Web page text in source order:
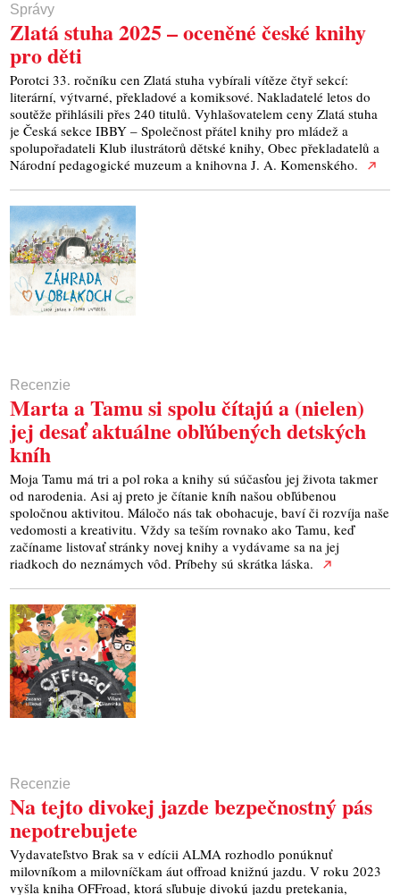
Správy
Zlatá stuha 2025 – oceněné české knihy
pro děti
Porotci 33. ročníku cen Zlatá stuha vybírali vítěze čtyř sekcí:
literární, výtvarné, překladové a komiksové. Nakladatelé letos do
soutěže přihlásili přes 240 titulů. Vyhlašovatelem ceny Zlatá stuha
je Česká sekce IBBY – Společnost přátel knihy pro mládež a
spolupořadateli Klub ilustrátorů dětské knihy, Obec překladatelů a
Národní pedagogické muzeum a knihovna J. A. Komenského.
Recenzie
Marta a Tamu si spolu čítajú a (nielen)
jej desať aktuálne obľúbených detských
kníh
Moja Tamu má tri a pol roka a knihy sú súčasťou jej života takmer
od narodenia. Asi aj preto je čítanie kníh našou obľúbenou
spoločnou aktivitou. Máločo nás tak obohacuje, baví či rozvíja naše
vedomosti a kreativitu. Vždy sa teším rovnako ako Tamu, keď
začíname listovať stránky novej knihy a vydávame sa na jej
riadkoch do neznámych vôd. Príbehy sú skrátka láska.
Recenzie
Na tejto divokej jazde bezpečnostný pás
nepotrebujete
Vydavateľstvo Brak sa v edícii ALMA rozhodlo ponúknuť
milovníkom a milovníčkam áut offroad knižnú jazdu. V roku 2023
vyšla kniha OFFroad, ktorá sľubuje divokú jazdu pretekania,